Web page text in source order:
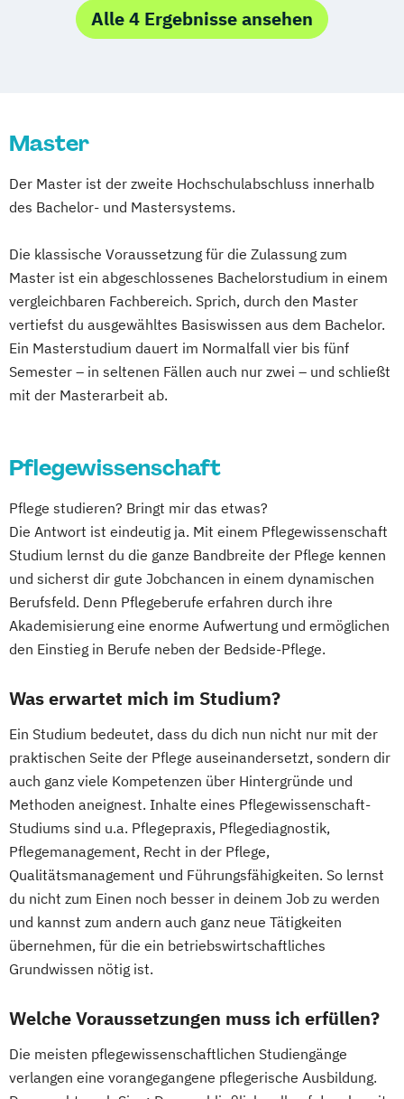
Medical Fitness & Athletic Management
Medizinalfachberufe
Alle 4 Ergebnisse ansehen
Master
Der Master ist der zweite Hochschulabschluss innerhalb
des Bachelor- und Mastersystems.
Die klassische Voraussetzung für die Zulassung zum
Master ist ein abgeschlossenes Bachelorstudium in einem
vergleichbaren Fachbereich. Sprich, durch den Master
vertiefst du ausgewähltes Basiswissen aus dem Bachelor.
Ein Masterstudium dauert im Normalfall vier bis fünf
Semester – in seltenen Fällen auch nur zwei – und schließt
mit der Masterarbeit ab.
Pflegewissenschaft
Pflege studieren? Bringt mir das etwas?
Die Antwort ist eindeutig ja. Mit einem Pflegewissenschaft
Studium lernst du die ganze Bandbreite der Pflege kennen
und sicherst dir gute Jobchancen in einem dynamischen
Berufsfeld. Denn Pflegeberufe erfahren durch ihre
Akademisierung eine enorme Aufwertung und ermöglichen
den Einstieg in Berufe neben der Bedside-Pflege.
Was erwartet mich im Studium?
Ein Studium bedeutet, dass du dich nun nicht nur mit der
praktischen Seite der Pflege auseinandersetzt, sondern dir
auch ganz viele Kompetenzen über Hintergründe und
Methoden aneignest. Inhalte eines Pflegewissenschaft-
Studiums sind u.a. Pflegepraxis, Pflegediagnostik,
Pflegemanagement, Recht in der Pflege,
Qualitätsmanagement und Führungsfähigkeiten. So lernst
du nicht zum Einen noch besser in deinem Job zu werden
und kannst zum andern auch ganz neue Tätigkeiten
übernehmen, für die ein betriebswirtschaftliches
Grundwissen nötig ist.
Welche Voraussetzungen muss ich erfüllen?
Die meisten pflegewissenschaftlichen Studiengänge
verlangen eine vorangegangene pflegerische Ausbildung.